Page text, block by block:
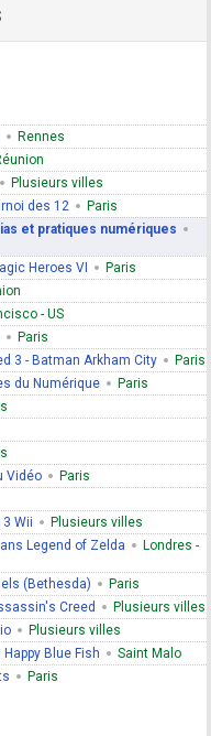
Rennes
Plusieurs villes
des 12 Paris
et pratiques numériques
Heroes VI Paris
- US
Paris
3 - Batman Arkham City Paris
du Numérique Paris
Vidéo Paris
Wii Plusieurs villes
Legend of Zelda
Londres -
(Bethesda) Paris
Creed Plusieurs villes
Plusieurs villes
Blue Fish Saint Malo
Paris